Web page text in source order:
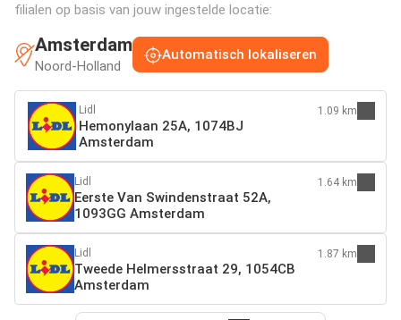
filialen op basis van jouw ingestelde locatie:
Amsterdam
Noord-Holland
Automatisch lokaliseren
Lidl
Hemonylaan 25A, 1074BJ
Amsterdam
1.09 km
Lidl
Eerste Van Swindenstraat 52A,
1093GG Amsterdam
1.64 km
Lidl
Tweede Helmersstraat 29, 1054CB
Amsterdam
1.87 km